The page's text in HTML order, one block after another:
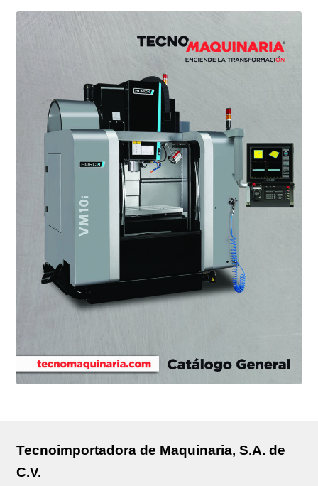
Tecnoimportadora de Maquinaria, S.A. de
C.V.